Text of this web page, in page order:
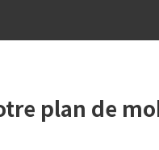
plan de